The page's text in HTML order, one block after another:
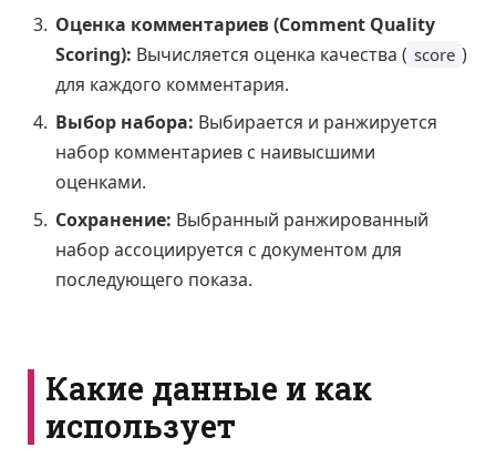
Оценка комментариев (Comment Quality
Scoring): Вычисляется оценка качества ( score )
для каждого комментария.
Выбор набора: Выбирается и ранжируется
набор комментариев с наивысшими
оценками.
Сохранение: Выбранный ранжированный
набор ассоциируется с документом для
последующего показа.
Какие данные и как
использует